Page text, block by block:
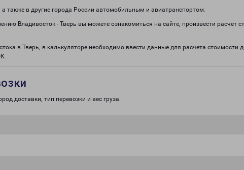
также в другие города России автомобильным и авиатранспортом.
Владивосток - Тверь вы можете ознакомиться на сайте, произвести
в Тверь, в калькуляторе необходимо ввести данные для расчета
доставки, тип перевозки и вес груза.